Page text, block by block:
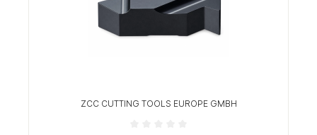
ZCC CUTTING TOOLS EUROPE GMBH